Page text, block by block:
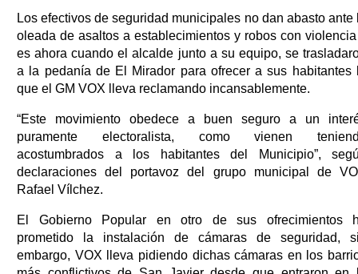
Los efectivos de seguridad municipales no dan abasto ante
oleada de asaltos a establecimientos y robos con
es ahora cuando el alcalde junto a su equipo, se
a la pedanía de El Mirador para ofrecer a sus habitantes
que el GM VOX lleva reclamando incansablemente.
“Este movimiento obedece a buen seguro a un
puramente electoralista, como vienen
acostumbrados a los habitantes del Municipio”,
declaraciones del portavoz del grupo municipal de
Rafael Vílchez.
El Gobierno Popular en otro de sus ofrecimientos
prometido la instalación de cámaras de seguridad,
embargo, VOX lleva pidiendo dichas cámaras en los